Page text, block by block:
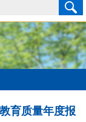
育质量年度报